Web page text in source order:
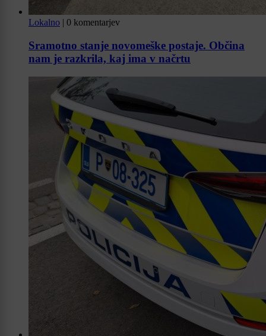
Lokalno | 0 komentarjev
Sramotno stanje novomeške postaje. Občina
nam je razkrila, kaj ima v načrtu